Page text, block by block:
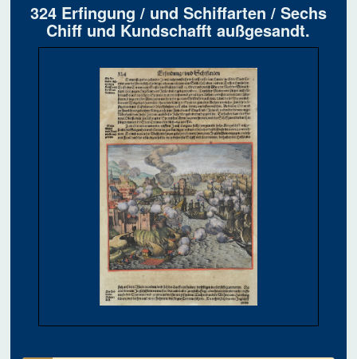
324 Erfingung / und Schiffarten / Sechs
Chiff und Kundschafft außgesandt.